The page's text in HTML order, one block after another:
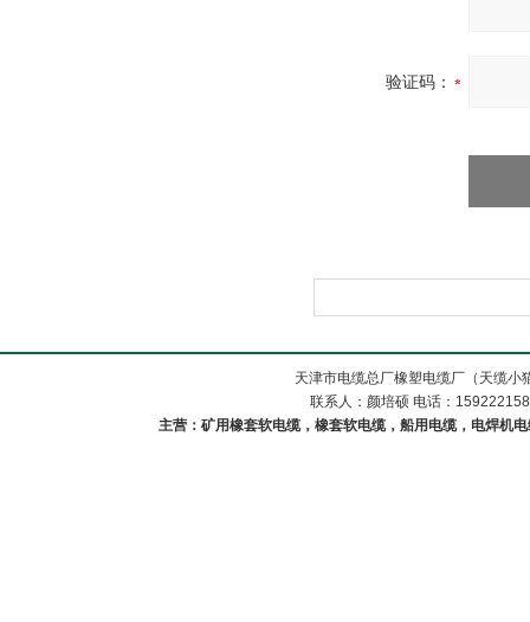
验证码：
天津市电缆总厂橡塑电缆厂（天缆
联系人：颜培硕 电话：
主营：矿用橡套软电缆，橡套软电缆，船用电缆，电焊机